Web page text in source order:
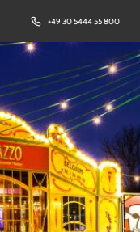
+49 30 5444 55 800